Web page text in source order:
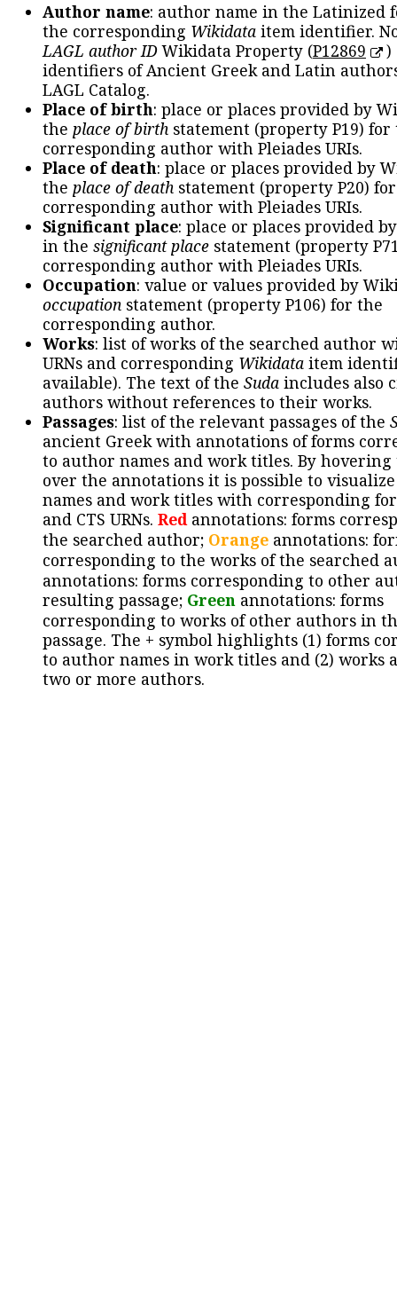
Author name: author name in the Latinized
the corresponding Wikidata item identifier.
LAGL author IDWikidata Property (P12869
)
identifiers of Ancient Greek and Latin
LAGL Catalog.
Place of birth: place or places provided by
the place of birth statement (property P19) for
corresponding author with Pleiades URIs.
Place of death: place or places provided by
the place of death statement (property P20)
corresponding author with Pleiades URIs.
Significant place: place or places provided
in the significant place statement (property
corresponding author with Pleiades URIs.
Occupation: value or values provided by
occupation statement (property P106) for the
corresponding author.
Works: list of works of the searched author
URNs and corresponding Wikidata item
available). The text of the Suda includes also
authors without references to their works.
Passages: list of the relevant passages of the
ancient Greek with annotations of forms
to author names and work titles. By hovering
over the annotations it is possible to
names and work titles with corresponding
and CTS URNs. Redannotations: forms
the searched author; Orange annotations:
corresponding to the works of the searched
annotations: forms corresponding to other
resulting passage; Green annotations: forms
corresponding to works of other authors in
passage. The + symbol highlights (1) forms
to author names in work titles and (2) works
two or more authors.